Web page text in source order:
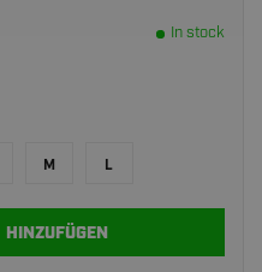
In stock
M L
HINZUFÜGEN